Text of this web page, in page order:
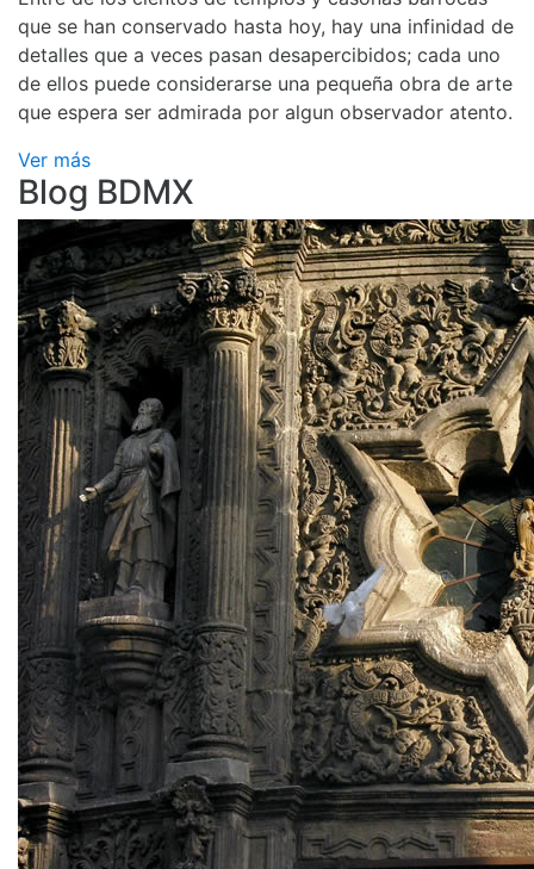
que se han conservado hasta hoy, hay una infinidad de
detalles que a veces pasan desapercibidos; cada uno
de ellos puede considerarse una pequeña obra de arte
que espera ser admirada por algun observador atento.
Ver más
Blog BDMX